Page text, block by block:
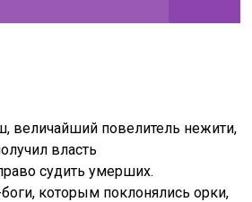
величайший повелитель нежити,
власть
судить умерших.
которым поклонялись орки,